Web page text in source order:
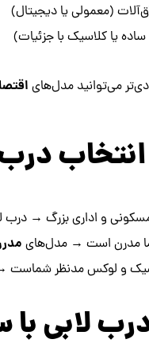
(معمولی یا دیجیتال)
یا کلاسیک با جزئیات)
می‌توانید مدل‌های
و اداری بزرگ → درب
مدرن است → مدل‌های
و لوکس مدنظر
لابی با